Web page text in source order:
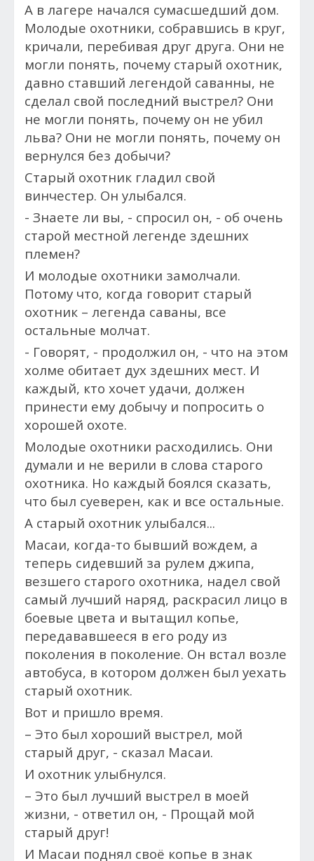
А в лагере начался сумасшедший дом.
Молодые охотники, собравшись в круг,
кричали, перебивая друг друга. Они не
могли понять, почему старый охотник,
давно ставший легендой саванны, не
сделал свой последний выстрел? Они
не могли понять, почему он не убил
льва? Они не могли понять, почему он
вернулся без добычи?
Старый охотник гладил свой
винчестер. Он улыбался.
- Знаете ли вы, - спросил он, - об очень
старой местной легенде здешних
племен?
И молодые охотники замолчали.
Потому что, когда говорит старый
охотник – легенда саваны, все
остальные молчат.
- Говорят, - продолжил он, - что на этом
холме обитает дух здешних мест. И
каждый, кто хочет удачи, должен
принести ему добычу и попросить о
хорошей охоте.
Молодые охотники расходились. Они
думали и не верили в слова старого
охотника. Но каждый боялся сказать,
что был суеверен, как и все остальные.
А старый охотник улыбался...
Масаи, когда-то бывший вождем, а
теперь сидевший за рулем джипа,
везшего старого охотника, надел свой
самый лучший наряд, раскрасил лицо в
боевые цвета и вытащил копье,
передававшееся в его роду из
поколения в поколение. Он встал возле
автобуса, в котором должен был уехать
старый охотник.
Вот и пришло время.
– Это был хороший выстрел, мой
старый друг, - сказал Масаи.
И охотник улыбнулся.
– Это был лучший выстрел в моей
жизни, - ответил он, - Прощай мой
старый друг!
И Масаи поднял своё копье в знак